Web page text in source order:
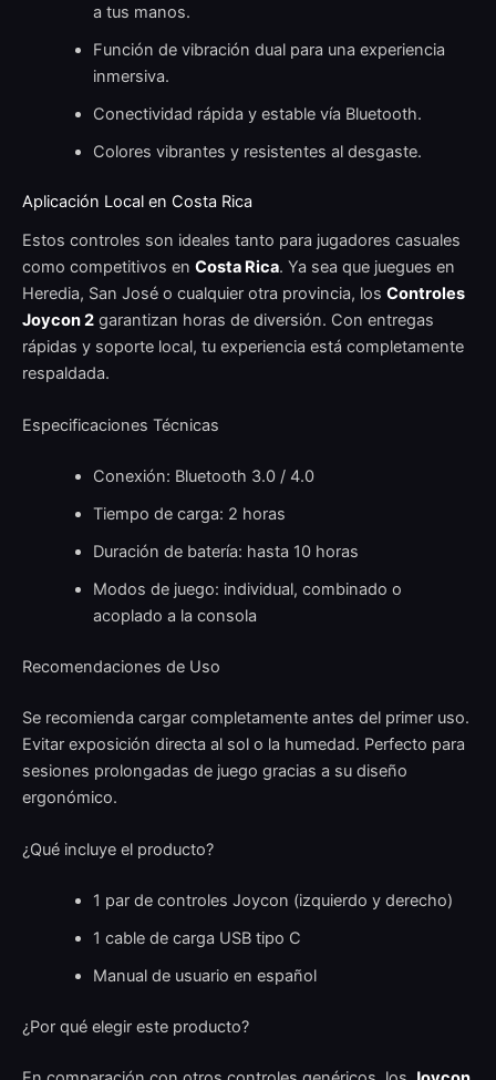
a tus manos.
Función de vibración dual para una experiencia
inmersiva.
Conectividad rápida y estable vía Bluetooth.
Colores vibrantes y resistentes al desgaste.
Aplicación Local en Costa Rica
Estos controles son ideales tanto para jugadores casuales
como competitivos en Costa Rica. Ya sea que juegues en
Heredia, San José o cualquier otra provincia, los Controles
Joycon 2 garantizan horas de diversión. Con entregas
rápidas y soporte local, tu experiencia está completamente
respaldada.
Especificaciones Técnicas
Conexión: Bluetooth 3.0 / 4.0
Tiempo de carga: 2 horas
Duración de batería: hasta 10 horas
Modos de juego: individual, combinado o
acoplado a la consola
Recomendaciones de Uso
Se recomienda cargar completamente antes del primer uso.
Evitar exposición directa al sol o la humedad. Perfecto para
sesiones prolongadas de juego gracias a su diseño
ergonómico.
¿Qué incluye el producto?
1 par de controles Joycon (izquierdo y derecho)
1 cable de carga USB tipo C
Manual de usuario en español
¿Por qué elegir este producto?